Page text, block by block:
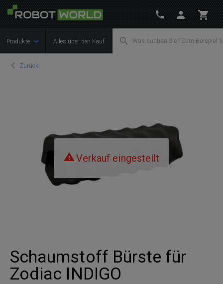
Produkte Alles über den Kauf
Zurück
Verkauf eingestellt
Schaumstoff Bürste für
Zodiac INDIGO